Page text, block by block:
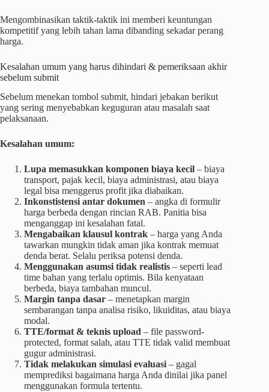
Mengombinasikan taktik-taktik ini memberi keuntungan
kompetitif yang lebih tahan lama dibanding sekadar perang
harga.
Kesalahan umum yang harus dihindari & pemeriksaan akhir
sebelum submit
Sebelum menekan tombol submit, hindari jebakan berikut
yang sering menyebabkan keguguran atau masalah saat
pelaksanaan.
Kesalahan umum:
Lupa memasukkan komponen biaya kecil – biaya
transport, pajak kecil, biaya administrasi, atau biaya
legal bisa menggerus profit jika diabaikan.
Inkonstistensi antar dokumen – angka di formulir
harga berbeda dengan rincian RAB. Panitia bisa
menganggap ini kesalahan fatal.
Mengabaikan klausul kontrak – harga yang Anda
tawarkan mungkin tidak aman jika kontrak memuat
denda berat. Selalu periksa potensi denda.
Menggunakan asumsi tidak realistis – seperti lead
time bahan yang terlalu optimis. Bila kenyataan
berbeda, biaya tambahan muncul.
Margin tanpa dasar – menetapkan margin
sembarangan tanpa analisa risiko, likuiditas, atau biaya
modal.
TTE/format & teknis upload – file password-
protected, format salah, atau TTE tidak valid membuat
gugur administrasi.
Tidak melakukan simulasi evaluasi – gagal
memprediksi bagaimana harga Anda dinilai jika panel
menggunakan formula tertentu.